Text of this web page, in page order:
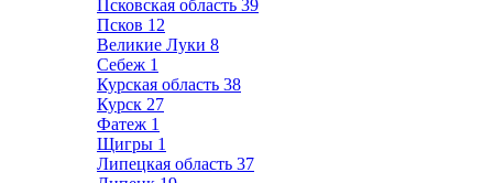
Псковская область 39
Псков 12
Великие Луки 8
Себеж 1
Курская область 38
Курск 27
Фатеж 1
Щигры 1
Липецкая область 37